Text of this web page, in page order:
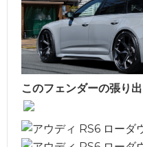
このフェンダーの張り